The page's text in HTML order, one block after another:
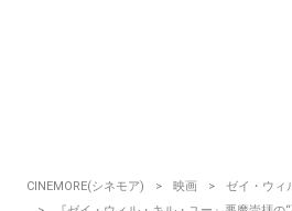
CINEMORE(シネモア) 映画
ゼイ・ウィ